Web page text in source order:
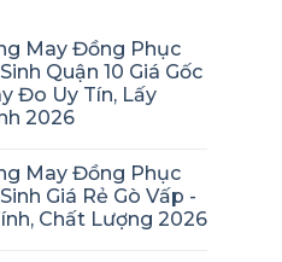
May Đồng Phục
Quận 10 Giá Gốc
Đo Uy Tín, Lấy
2026
May Đồng Phục
Giá Rẻ Gò Vấp -
Chất Lượng 2026